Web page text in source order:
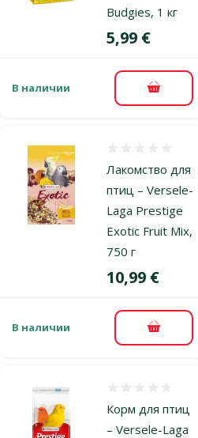
Budgies, 1 кг
Цена
5,99 €
В наличии В
Лакомство для
птиц – Versele-
Laga Prestige
Exotic Fruit Mix,
750 г
Цена
10,99 €
В наличии В
Корм для птиц
– Versele-Laga